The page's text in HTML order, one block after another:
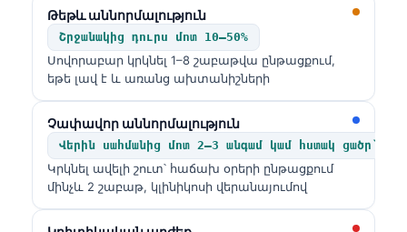
Թեթև աննորմալություն
Շրջանակից դուրս մոտ 10–50%
Սովորաբար կրկնել 1–8 շաբաթվա ընթացքում,
եթե լավ է և առանց ախտանիշների
Չափավոր աննորմալություն
Վերին սահմանից մոտ 2–3 անգամ կամ հստակ ցածր՝
Կրկնել ավելի շուտ՝ հաճախ օրերի ընթացքում
մինչև 2 շաբաթ, կլինիկոսի վերանայումով